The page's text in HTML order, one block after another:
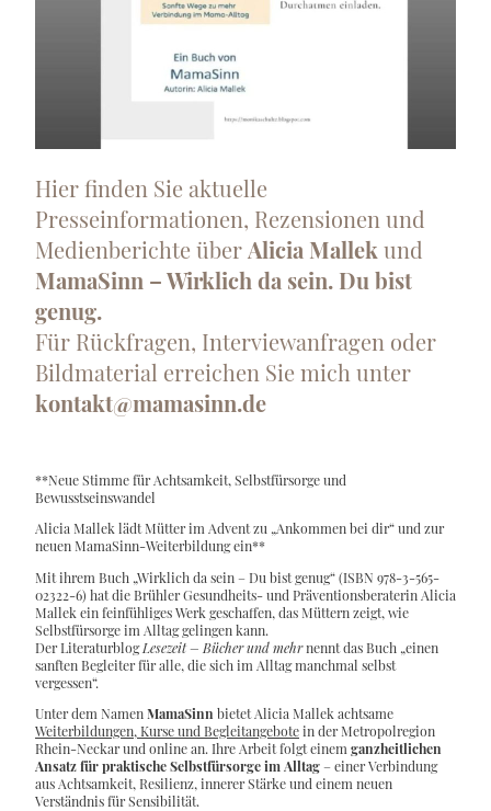
Hier finden Sie aktuelle
Presseinformationen, Rezensionen und
Medienberichte über Alicia Mallek und
MamaSinn – Wirklich da sein. Du bist
genug.
Für Rückfragen, Interviewanfragen oder
Bildmaterial erreichen Sie mich unter
kontakt@mamasinn.de
**Neue Stimme für Achtsamkeit, Selbstfürsorge und
Bewusstseinswandel
Alicia Mallek lädt Mütter im Advent zu „Ankommen bei dir“ und zur
neuen MamaSinn-Weiterbildung ein**
Mit ihrem Buch „Wirklich da sein – Du bist genug“ (ISBN 978-3-565-
02322-6) hat die Brühler Gesundheits- und Präventionsberaterin Alicia
Mallek ein feinfühliges Werk geschaffen, das Müttern zeigt, wie
Selbstfürsorge im Alltag gelingen kann.
Der LiteraturblogLesezeit – Bücher und mehrnennt das Buch „einen
sanften Begleiter für alle, die sich im Alltag manchmal selbst
vergessen“.
Unter dem NamenMamaSinn bietet Alicia Mallek achtsame
Weiterbildungen, Kurse und Begleitangebotein der Metropolregion
Rhein-Neckar und online an. Ihre Arbeit folgt einem ganzheitlichen
Ansatz für praktische Selbstfürsorge im Alltag– einer Verbindung
aus Achtsamkeit, Resilienz, innerer Stärke und einem neuen
Verständnis für Sensibilität.